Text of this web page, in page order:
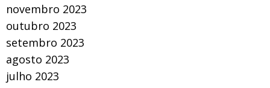
novembro 2023
outubro 2023
setembro 2023
agosto 2023
julho 2023